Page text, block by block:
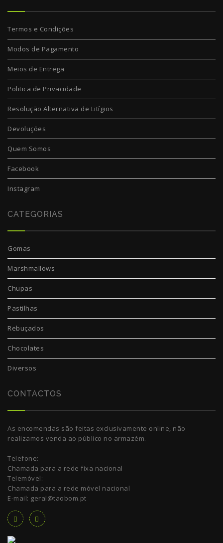
Termos e Condições
Modos de Pagamento
Meios de Entrega
Politica de Privacidade
Resolução Alternativa de Litígios
Devoluções
Quem Somos
Facebook
Instagram
CATEGORIAS
Gomas
Marshmallows
Chupas
Pastilhas
Rebuçados
Chocolates
Diversos
CONTACTOS
As encomendas são feitas exclusivamente online, não
realizamos venda ao público no armazém.
Telefone:
Chamada para a rede fixa nacional
Telemóvel:
Chamada para a rede móvel nacional
E-mail: geral@taobom.pt